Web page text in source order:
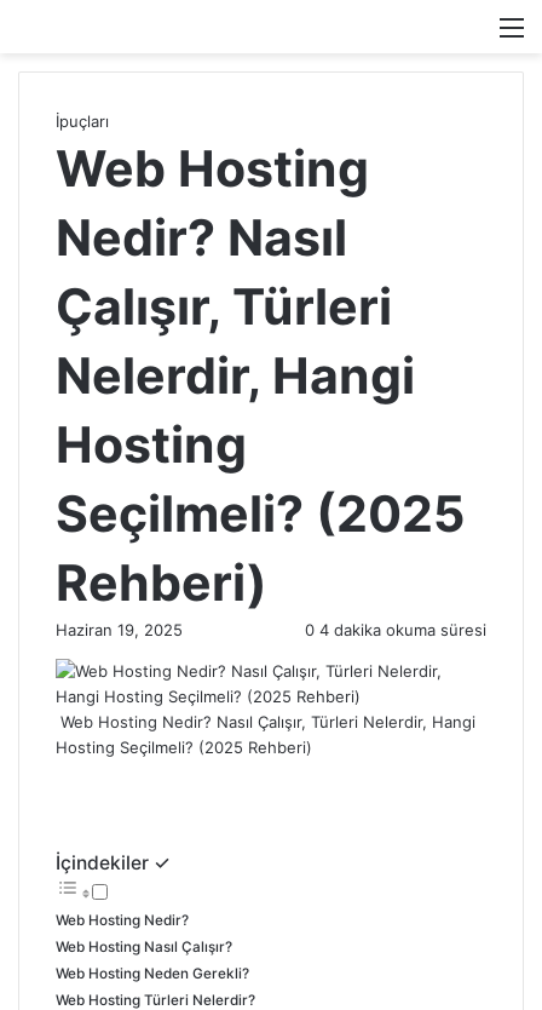
İpuçları
Web Hosting
Nedir? Nasıl
Çalışır, Türleri
Nelerdir, Hangi
Hosting
Seçilmeli? (2025
Rehberi)
Haziran 19, 2025 0 4 dakika okuma süresi
Web Hosting Nedir? Nasıl Çalışır, Türleri Nelerdir, Hangi
Hosting Seçilmeli? (2025 Rehberi)
İçindekiler ✓
Web Hosting Nedir?
Web Hosting Nasıl Çalışır?
Web Hosting Neden Gerekli?
Web Hosting Türleri Nelerdir?